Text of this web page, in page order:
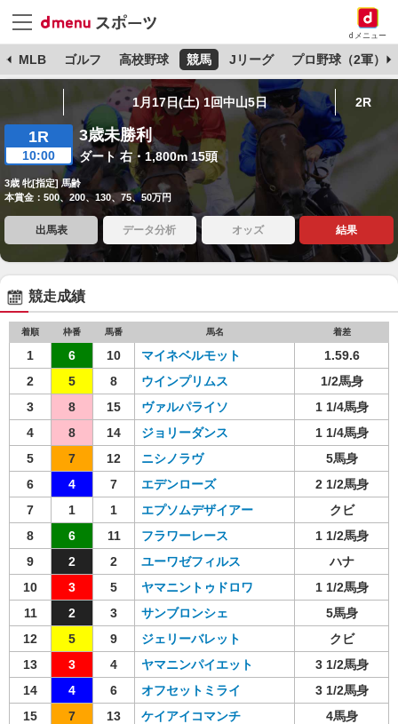
dメニュー
MLB ゴルフ 高校野球 競馬 Jリーグ プロ野球（2軍）
1月17日(土) 1回中山5日 2R
1R
10:00
3歳未勝利
ダート 右・1,800m 15頭
3歳 牝[指定] 馬齢
本賞金：500、200、130、75、50万円
出馬表 データ分析 オッズ 結果
競走成績
着順 枠番 馬番 馬名 着差
1 6 10 マイネベルモット
1.59.6
2
5 8 ウインプリムス
1/2馬身
3
8 15 ヴァルパライソ
1 1/4馬身
4
8 14 ジョリーダンス
1 1/4馬身
5
7 12 ニシノラヴ
5馬身
6
4 7 エデンローズ
2 1/2馬身
7
1 1 エプソムデザイアー
クビ
8
6 11 フラワーレース
1 1/2馬身
9
2 2 ユーワゼフィルス
ハナ
10
3 5 ヤマニントゥドロワ
1 1/2馬身
11
2 3 サンブロンシェ
5馬身
12
5 9 ジェリーバレット
クビ
13
3 4 ヤマニンパイエット
3 1/2馬身
14
4 6 オフセットミライ
3 1/2馬身
15
7 13 ケイアイコマンチ 4馬身